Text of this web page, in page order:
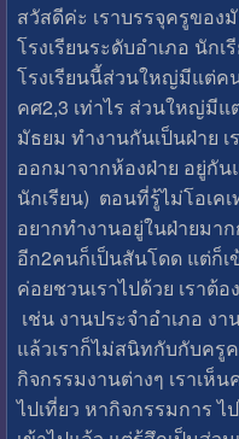
สวัสดีค่ะ เราบรรจุครูของ
โรงเรียนระดับอำเภอ นัก
โรงเรียนนี้ส่วนใหญ่มีแต่ค
คศ2,3 เท่าไร ส่วนใหญ่มีแ
มัธยม ทำงานกันเป็นฝ่าย
ออกมาจากห้องฝ่าย อยู่กัน
นักเรียน) ตอนที่รู้ไม่โอเคเ
อยากทำงานอยู่ในฝ่ายมา
อีก2คนก็เป็นสันโดด แต่ก็เ
ค่อยชวนเราไปด้วย เราต้
เช่น งานประจำอำเภอ ง
แล้วเราก็ไม่สนิทกับกับครู
กิจกรรมงานต่างๆ เราเ
ไปเที่ยว หากิจกรรมการ ไ